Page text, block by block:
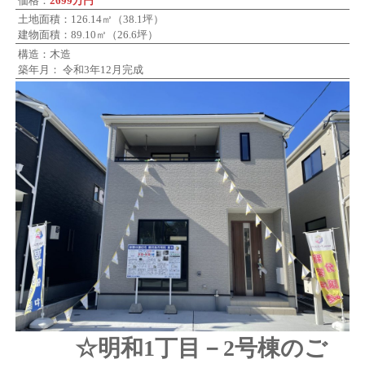
土地面積：126.14㎡（38.1坪）
建物面積：89.10㎡（26.6坪）
構造：木造
築年月： 令和3年12月完成
☆明和1丁目－2号棟のご